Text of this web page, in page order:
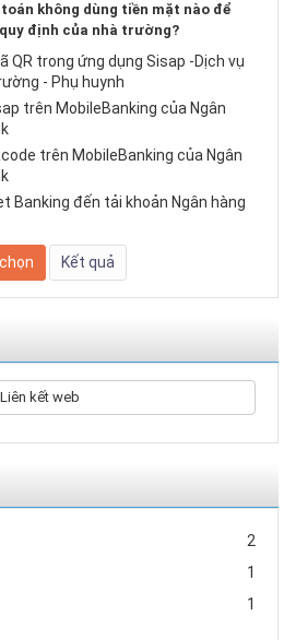
không dùng tiền mặt nào để
định của nhà trường?
QR trong ứng dụng Sisap -Dịch vụ
- Phụ huynh
trên MobileBanking của Ngân
trên MobileBanking của Ngân
Banking đến tải khoản Ngân hàng
Liên kết web
2
1
1